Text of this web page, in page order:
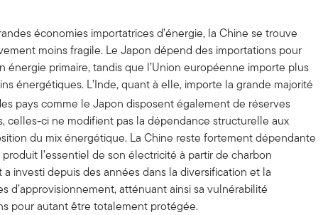
économies importatrices d’énergie, la Chine se trouve
moins fragile. Le Japon dépend des importations pour
énergie primaire, tandis que l’Union européenne importe plus
énergétiques. L’Inde, quant à elle, importe la grande majorité
pays comme le Japon disposent également de réserves
celles-ci ne modifient pas la dépendance structurelle aux
du mix énergétique. La Chine reste fortement dépendante
l’essentiel de son électricité à partir de charbon
investi depuis des années dans la diversification et la
d’approvisionnement, atténuant ainsi sa vulnérabilité
pour autant être totalement protégée.